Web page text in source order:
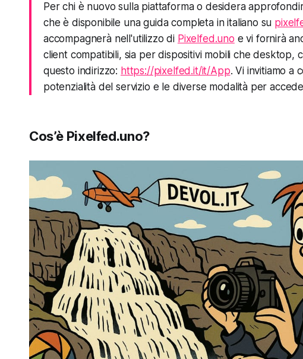
Per chi è nuovo sulla piattaforma o desidera
che è disponibile una guida completa in italiano su
accompagnerà nell'utilizzo di Pixelfed.uno e vi fornirà
client compatibili, sia per dispositivi mobili che
questo indirizzo: https://pixelfed.it/it/App. Vi invitiamo a
potenzialità del servizio e le diverse modalità per
Cos’è Pixelfed.uno?